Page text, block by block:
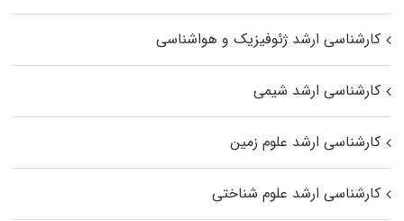
کارشناسی ارشد ژئوفیزیک و هواشناسی
کارشناسی ارشد شیمی
کارشناسی ارشد علوم زمین
کارشناسی ارشد علوم شناختی